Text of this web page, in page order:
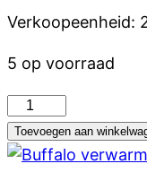
Verkoopeenheid:
5 op voorraad
Colpac
kraft
saladebakken
Toevoegen aan